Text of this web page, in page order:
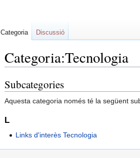
Categoria:Tecnologia
Salta
a
la
navegació
Salta
a
la
cerca
Subcategories
Aquesta categoria només té la següent
L
Links d'interès Tecnologia
Categoria Discussió